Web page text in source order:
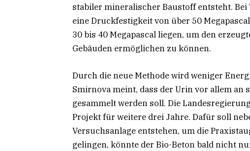
stabiler mineralischer Baustoff entsteht.
eine Druckfestigkeit von über 50
30 bis 40 Megapascal liegen, um den
Gebäuden ermöglichen zu können.
Durch die neue Methode wird weniger
Smirnova meint, dass der Urin vor allem
gesammelt werden soll. Die
Projekt für weitere drei Jahre. Dafür soll
Versuchsanlage entstehen, um die
gelingen, könnte der Bio-Beton bald nicht